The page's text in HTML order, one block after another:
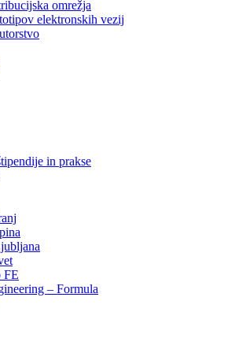
omrežja
elektronskih vezij
in prakse
FE
– Formula